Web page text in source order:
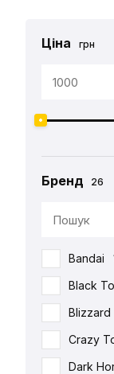
Ціна грн
Бренд 26
Bandai
Black
Blizzard
Crazy
Dark